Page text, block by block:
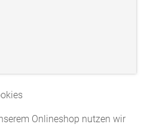
Onlineshop nutzen wir